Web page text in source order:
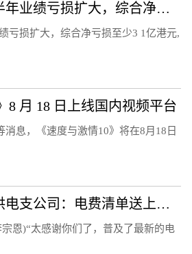
神话世界预计上半年业绩亏损扩大，综合净亏损至少3.1亿港元
亏损扩大，综合净亏损至少3 1亿港元,
8 月 18 日上线国内视频平台
消息，《速度与激情10》将在8月18日
国网常德武陵区供电支公司：电费清单送上门 让客户用上“明白电”
恩)“太感谢你们了，普及了最新的电